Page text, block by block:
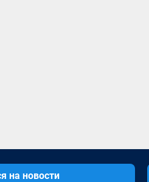
на новости